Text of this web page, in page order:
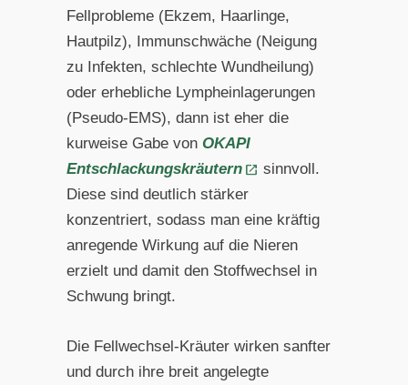
Fellprobleme (Ekzem, Haarlinge,
Hautpilz), Immunschwäche (Neigung
zu Infekten, schlechte Wundheilung)
oder erhebliche Lympheinlagerungen
(Pseudo-EMS), dann ist eher die
kurweise Gabe von OKAPI
Entschlackungskräutern
sinnvoll.
Diese sind deutlich stärker
konzentriert, sodass man eine kräftig
anregende Wirkung auf die Nieren
erzielt und damit den Stoffwechsel in
Schwung bringt.
Die Fellwechsel-Kräuter wirken sanfter
und durch ihre breit angelegte